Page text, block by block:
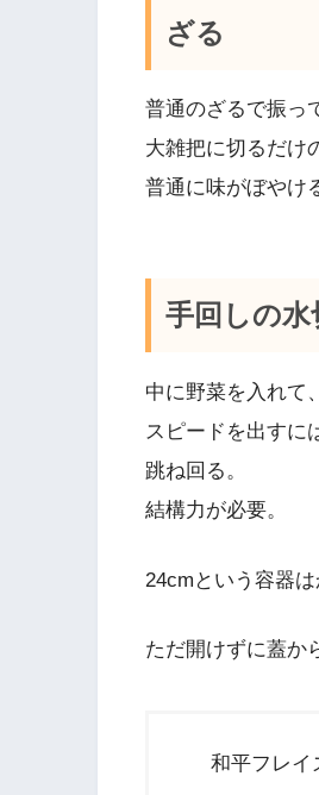
ざる
普通のざるで振っ
大雑把に切るだけ
普通に味がぼやけ
手回しの水
中に野菜を入れて
スピードを出すに
跳ね回る。
結構力が必要。
24cmという容器
ただ開けずに蓋か
和平フレイ